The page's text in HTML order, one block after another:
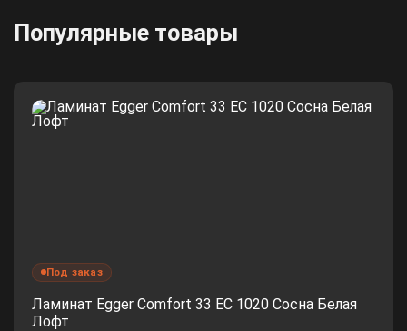
Популярные товары
Под заказ
Ламинат Egger Comfort 33 EC 1020 Сосна Белая
Лофт